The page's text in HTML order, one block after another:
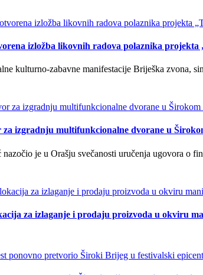
izložba likovnih radova polaznika projekta
kulturno-zabavne manifestacije Briješka zvona,
za izgradnju multifunkcionalne dvorane u
je u Orašju svečanosti uručenja ugovora o
za izlaganje i prodaju proizvoda u okviru